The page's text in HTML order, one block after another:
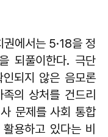
에서는 5·18을 정
되풀이한다. 극단
되지 않은 음모론
의 상처를 건드리
문제를 사회 통합
용하고 있다는 비